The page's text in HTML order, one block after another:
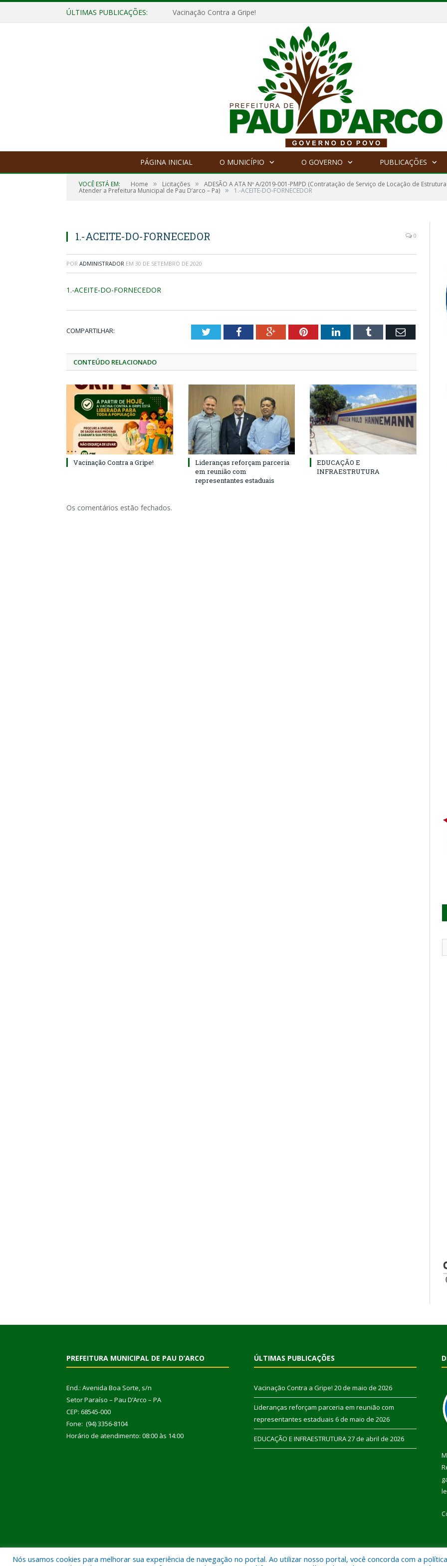
ÚLTIMAS PUBLICAÇÕES: Vacinação Contra a Gripe!
PÁGINA INICIAL O MUNICÍPIO O GOVERNO PUBLICAÇÕES
VOCÊ ESTÁ EM: Home » Licitações » ADESÃO A ATA Nº A/2019-001-PMPD (Contratação de Serviço de Locação de
Atender a Prefeitura Municipal de Pau D’arco – Pa) » 1.-ACEITE-DO-FORNECEDOR
1.-ACEITE-DO-FORNECEDOR 0
POR ADMINISTRADOR EM 30 DE SETEMBRO DE 2020
1.-ACEITE-DO-FORNECEDOR
COMPARTILHAR: TwitterFacebookGoogle+PinterestLinkedInTumblr Email
CONTEÚDO RELACIONADO
Vacinação Contra a Gripe!
Lideranças reforçam parceria
em reunião com
representantes estaduais
EDUCAÇÃO E
INFRAESTRUTURA
Os comentários estão fechados.
PREFEITURA MUNICIPAL DE PAU D’ARCO
End.: Avenida Boa Sorte, s/n
Setor Paraíso – Pau D’Arco – PA
CEP: 68545-000
Fone: (94) 3356-8104
Horário de atendimento: 08:00 às 14:00
ÚLTIMAS PUBLICAÇÕES
Vacinação Contra a Gripe! 20 de maio de 2026
Lideranças reforçam parceria em reunião com
representantes estaduais 6 de maio de 2026
EDUCAÇÃO E INFRAESTRUTURA27 de abril de 2026
Nós usamos cookies para melhorar sua experiência de navegação no portal. Ao utilizar nosso portal, você concorda com a